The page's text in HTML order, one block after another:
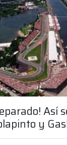
Así
y